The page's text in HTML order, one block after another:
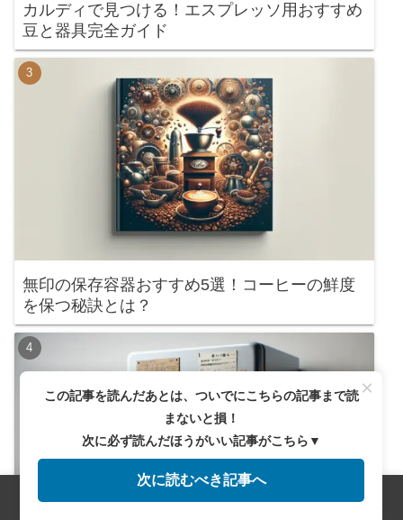
カルディで見つける！エスプレッソ用おすすめ
豆と器具完全ガイド
無印の保存容器おすすめ5選！コーヒーの鮮度
を保つ秘訣とは？
サイドバー
×
この記事を読んだあとは、ついでにこちらの記事まで読
まないと損！
次に必ず読んだほうがいい記事がこちら▼
次に読むべき記事へ